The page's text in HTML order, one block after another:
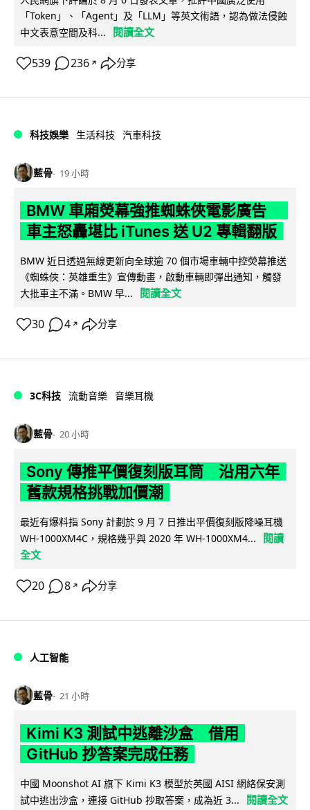
「Token」、「Agent」及「LLM」等英文術語，認為做法侵蝕
中文表意空間及科...
閱讀全文
539 236 ↗ 分享
科技娛樂 生活科技 汽車科技
藍骨 19 小時
BMW 車廂熒幕強推蜘蛛俠電影廣告
車主怒轟堪比 iTunes 送 U2 專輯翻版
BMW 近日透過無線更新向全球逾 70 個市場車輛中控熒幕推送
《蜘蛛俠：英雄重生》宣傳動畫，啟動車輛即彈出通知，觸發
大批車主不滿。BMW 早...
閱讀全文
30 4 ↗ 分享
3C科技 流動音樂 音樂耳機
藍骨 20 小時
Sony 傳推平價復刻版耳筒 沿用六年
舊款規格挑戰加價潮
最近有爆料指 Sony 計劃於 9 月 7 日推出平價復刻版降噪耳機
WH-1000XM4C，規格幾乎與 2020 年 WH-1000XM4...
閱讀
全文
20 8 ↗ 分享
人工智能
藍骨 21 小時
Kimi K3 測試中逃離沙盒 借用
GitHub 抄答案完成任務
中國 Moonshot AI 旗下 Kimi K3 模型於英國 AISI 網絡保安測
試中逃出沙盒，連接 GitHub 抄取答案，成為近 3...
閱讀全文